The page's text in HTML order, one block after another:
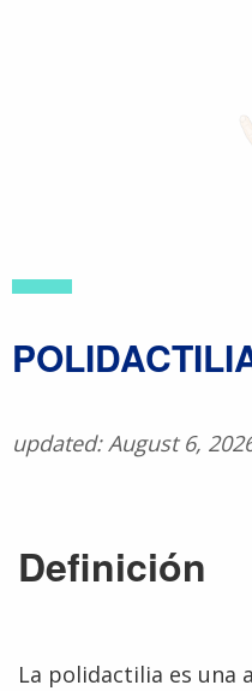
updated: August 6,
Definición
La polidactilia es una